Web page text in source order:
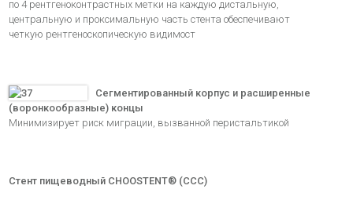
по 4 рентгеноконтрастных метки на каждую дистальную,
центральную и проксимальную часть стента обеспечивают
четкую рентгеноскопическую видимост
Сегментированный корпус и расширенные
(воронкообразные) концы
Минимизирует риск миграции, вызванной перистальтикой
Стент пищеводный CHOOSTENT® (CCC)